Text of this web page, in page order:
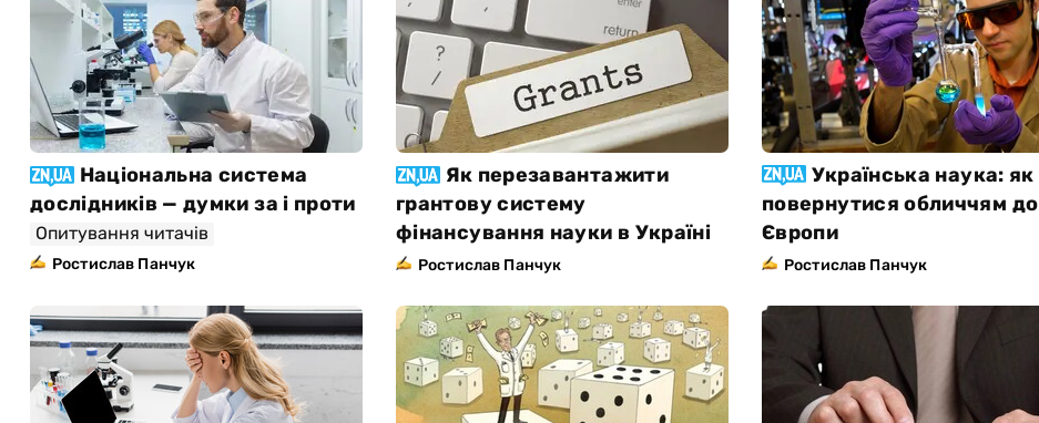
Національна система
дослідників — думки за і проти
Опитування читачів
Ростислав Панчук
Як перезавантажити
грантову систему
фінансування науки в Україні
Ростислав Панчук
Українська наука: як
повернутися обличчям до
Європи
Ростислав Панчук